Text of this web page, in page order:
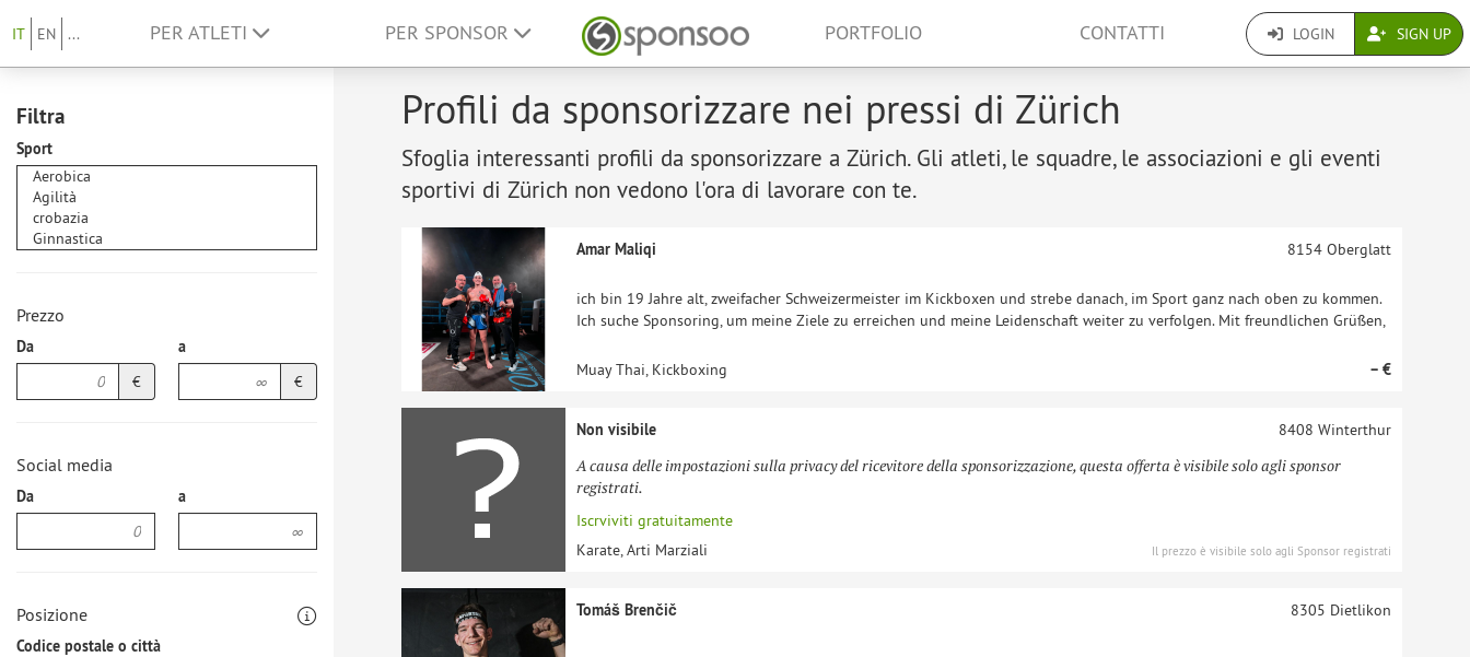
IT EN ... PER ATLETI PER SPONSOR PORTFOLIO CONTATTI LOGIN SIGN UP
Filtra
Sport
Prezzo
Da
€
a
€
Social media
Da a
Posizione
Codice postale o città
Profili da sponsorizzare nei pressi di Zürich
Sfoglia interessanti profili da sponsorizzare a Zürich. Gli atleti, le squadre, le associazioni e gli eventi
sportivi di Zürich non vedono l'ora di lavorare con te.
Amar Maliqi
ich bin 19 Jahre alt, zweifacher Schweizermeister im Kickboxen und strebe danach, im Sport ganz nach oben zu kommen.
Ich suche Sponsoring, um meine Ziele zu erreichen und meine Leidenschaft weiter zu verfolgen. Mit freundlichen Grüßen,
8154Oberglatt
Muay Thai, Kickboxing – €
Non visibile
A causa delle impostazioni sulla privacy del ricevitore della sponsorizzazione, questa offerta è visibile solo agli sponsor
registrati.
Iscrviviti gratuitamente
8408 Winterthur
Karate, Arti Marziali Il prezzo è visibile solo agli Sponsor registrati
Tomáš Brenčič 8305 Dietlikon